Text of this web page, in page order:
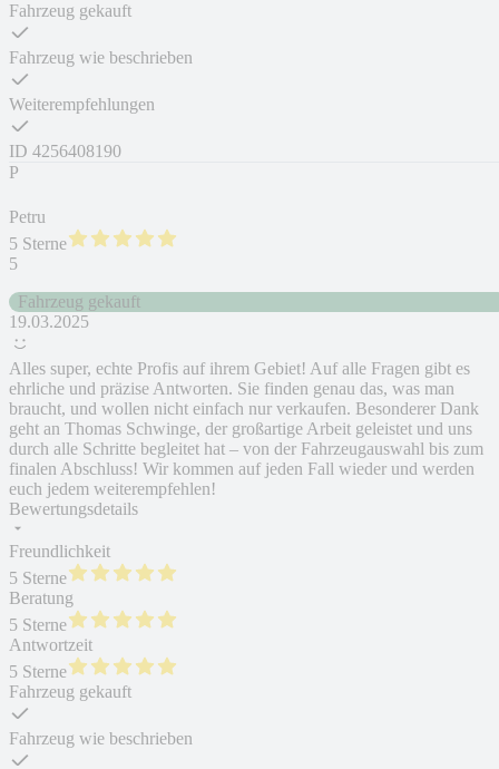
Fahrzeug gekauft
Fahrzeug wie beschrieben
Weiterempfehlungen
ID 4256408190
P
Petru
5 Sterne
5
Fahrzeug gekauft
19.03.2025
Alles super, echte Profis auf ihrem Gebiet! Auf alle Fragen gibt es
ehrliche und präzise Antworten. Sie finden genau das, was man
braucht, und wollen nicht einfach nur verkaufen. Besonderer Dank
geht an Thomas Schwinge, der großartige Arbeit geleistet und uns
durch alle Schritte begleitet hat – von der Fahrzeugauswahl bis zum
finalen Abschluss! Wir kommen auf jeden Fall wieder und werden
euch jedem weiterempfehlen!
Bewertungsdetails
Freundlichkeit
5 Sterne
Beratung
5 Sterne
Antwortzeit
5 Sterne
Fahrzeug gekauft
Fahrzeug wie beschrieben